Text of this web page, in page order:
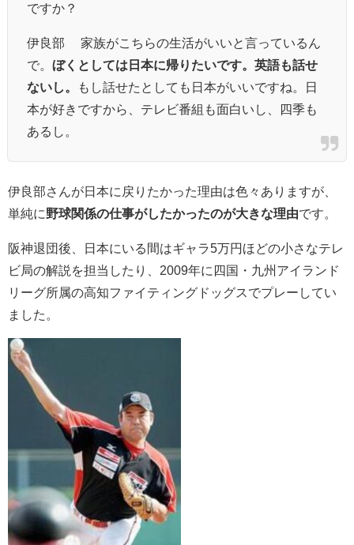
ですか？
伊良部 家族がこちらの生活がいいと言っているん
で。 ぼくとしては日本に帰りたいです。英語も話せ
ないし。
もし話せたとしても日本がいいですね。日
本が好きですから、テレビ番組も面白いし、四季も
あるし。
伊良部さんが日本に戻りたかった理由は色々ありますが、
単純に野球関係の仕事がしたかったのが大きな理由です。
阪神退団後、日本にいる間はギャラ5万円ほどの小さなテレ
ビ局の解説を担当したり、 2009年に四国・九州アイランド
リーグ所属の高知ファイティングドッグスでプレーしてい
ました。